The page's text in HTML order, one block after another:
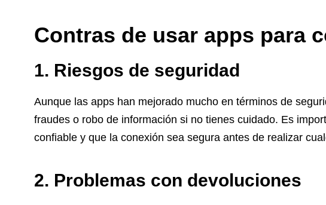
Contras de usar apps para
1. Riesgos de seguridad
Aunque las apps han mejorado mucho en términos de
fraudes o robo de información si no tienes cuidado. Es
confiable y que la conexión sea segura antes de realizar
2. Problemas con devoluciones